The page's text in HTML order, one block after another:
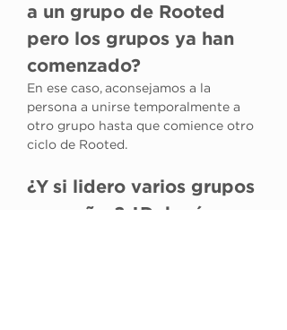
a un grupo de Rooted
pero los grupos ya han
comenzado?
En ese caso, aconsejamos a la
persona a unirse temporalmente a
otro grupo hasta que comience otro
ciclo de Rooted.
¿Y si lidero varios grupos
pequeños? ¿Debería usar